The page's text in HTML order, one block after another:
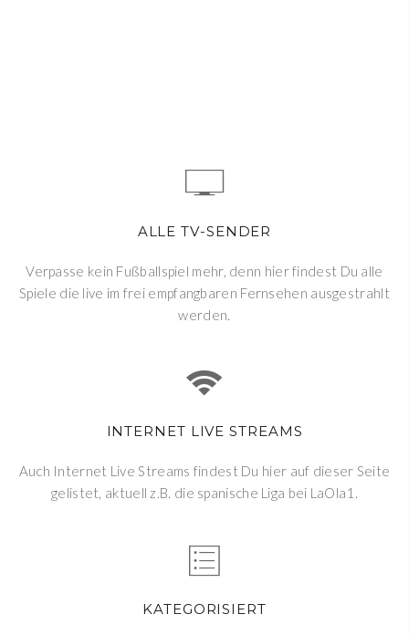
ALLE TV-SENDER
Verpasse kein Fußballspiel mehr, denn hier findest Du alle
Spiele die live im frei empfangbaren Fernsehen ausgestrahlt
werden.
INTERNET LIVE STREAMS
Auch Internet Live Streams findest Du hier auf dieser Seite
gelistet, aktuell z.B. die spanische Liga bei LaOla1.
KATEGORISIERT